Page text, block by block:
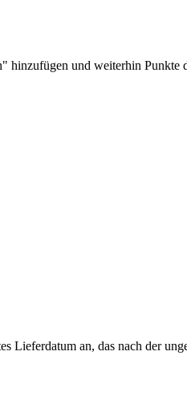
und weiterhin Punkte
Lieferdatum an, das nach der